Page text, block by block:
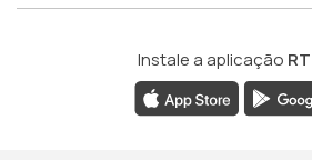
Instale a aplicação